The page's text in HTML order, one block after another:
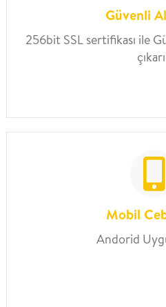
Güvenli
256bit SSL sertifikası ile
Mobil
Andorid